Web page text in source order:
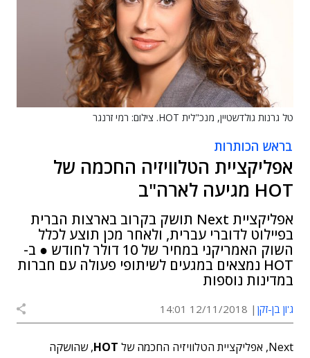
טל גרנות גולדשטיין, מנכ"לית HOT. צילום: רמי זרנגר
בראש הכותרות
אפליקציית הטלוויזיה החכמה של
HOT מגיעה לארה"ב
אפליקציית Next תושק בקרוב בארצות הברית
בפיילוט לדוברי עברית, ולאחר מכן תוצע לכלל
השוק האמריקני במחיר של 10 דולר לחודש ● ב-
HOT נמצאים במגעים לשיתופי פעולה עם חברות
במדינות נוספות
ג'ון בן-זקן 12/11/2018 14:01
Next, אפליקציית הטלוויזיה החכמה של HOT, שהושקה